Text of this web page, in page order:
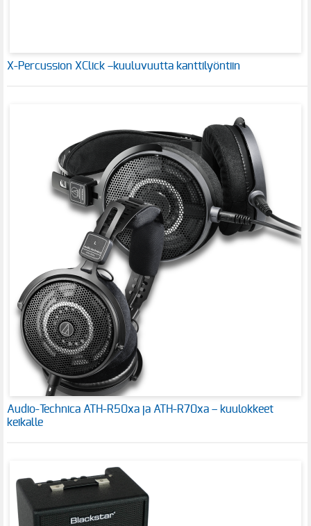
X-Percussion XClick –kuuluvuutta kanttilyöntiin
Audio-Technica ATH-R50xa ja ATH-R70xa – kuulokkeet
keikalle